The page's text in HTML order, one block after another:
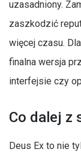
uzasadniony.
zaszkodzić
więcej czasu.
finalna wersja
interfejsie czy
Co dalej z
Deus Ex to nie